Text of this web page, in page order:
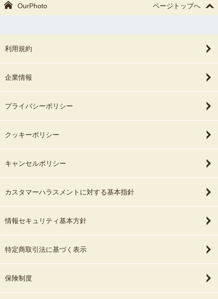
OurPhoto ページトップへ
利用規約
企業情報
プライバシーポリシー
クッキーポリシー
キャンセルポリシー
カスタマーハラスメントに対する基本指針
情報セキュリティ基本方針
特定商取引法に基づく表示
保険制度